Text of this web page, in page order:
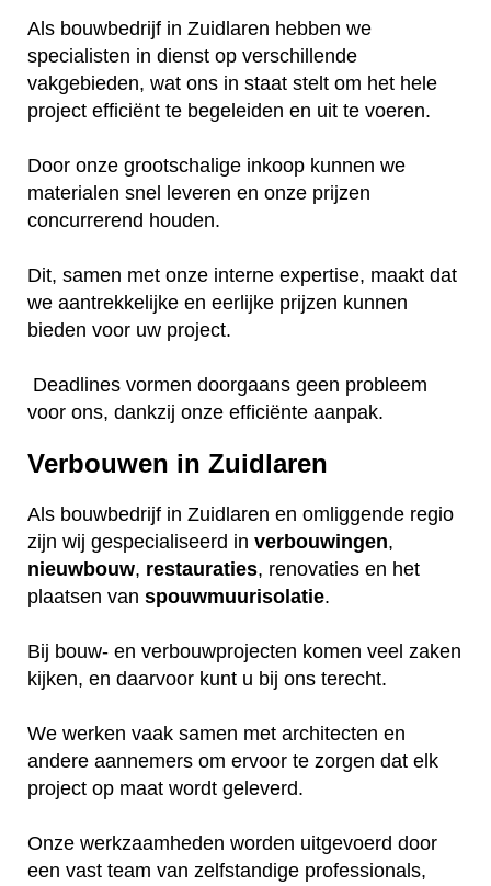
Als bouwbedrijf in Zuidlaren hebben we
specialisten in dienst op verschillende
vakgebieden, wat ons in staat stelt om het hele
project efficiënt te begeleiden en uit te voeren.
Door onze grootschalige inkoop kunnen we
materialen snel leveren en onze prijzen
concurrerend houden.
Dit, samen met onze interne expertise, maakt dat
we aantrekkelijke en eerlijke prijzen kunnen
bieden voor uw project.
Deadlines vormen doorgaans geen probleem
voor ons, dankzij onze efficiënte aanpak.
Verbouwen in Zuidlaren
Als bouwbedrijf in Zuidlaren en omliggende regio
zijn wij gespecialiseerd in verbouwingen,
nieuwbouw, restauraties, renovaties en het
plaatsen van spouwmuurisolatie.
Bij bouw- en verbouwprojecten komen veel zaken
kijken, en daarvoor kunt u bij ons terecht.
We werken vaak samen met architecten en
andere aannemers om ervoor te zorgen dat elk
project op maat wordt geleverd.
Onze werkzaamheden worden uitgevoerd door
een vast team van zelfstandige professionals,